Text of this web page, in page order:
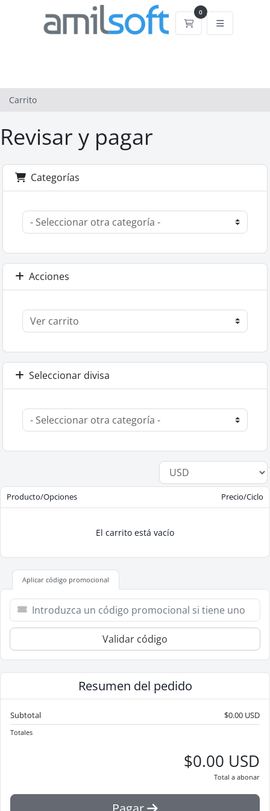
0
Carrito
Carrito
Revisar y pagar
Categorías
Acciones
Seleccionar divisa
Producto/Opciones Precio/Ciclo
El carrito está vacío
Aplicar código promocional
Validar código
Resumen del pedido
Subtotal $0.00 USD
Totales
$0.00 USD
Total a abonar